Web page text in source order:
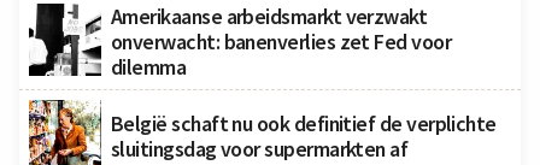
Amerikaanse arbeidsmarkt verzwakt
onverwacht: banenverlies zet Fed voor
dilemma
België schaft nu ook definitief de verplichte
sluitingsdag voor supermarkten af